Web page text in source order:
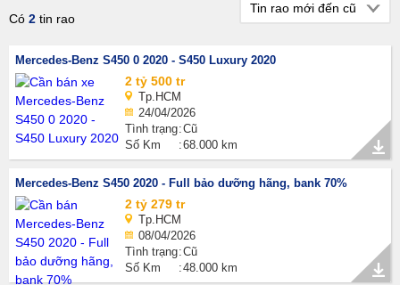
Có 2 tin rao
Tin rao mới đến cũ
Mercedes-Benz S450 0 2020 - S450 Luxury 2020
2 tỷ 500 tr
Tp.HCM
24/04/2026
Tình trạng Cũ
Số Km
68.000 km
Mercedes-Benz S450 2020 - Full bảo dưỡng hãng, bank 70%
2 tỷ 279 tr
Tp.HCM
08/04/2026
Tình trạng Cũ
Số Km
48.000 km